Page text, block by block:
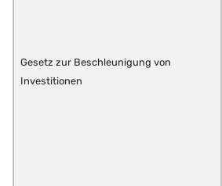
Gesetz zur Beschleunigung von
Investitionen